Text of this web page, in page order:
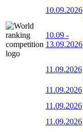
10.09.2026
10.09 -
13.09.2026
11.09.2026
11.09.2026
11.09.2026
11.09.2026